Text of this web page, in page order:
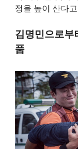
정을 높이 산다
김명민으로부
품